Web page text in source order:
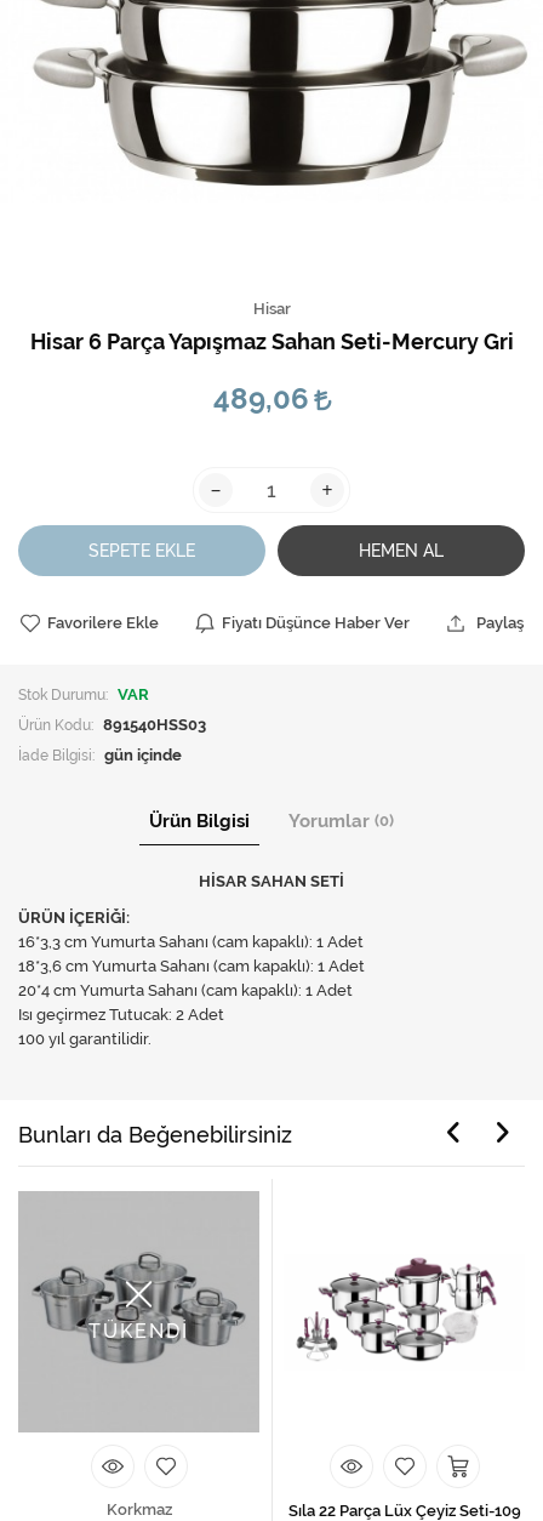
Hisar
Hisar 6 Parça Yapışmaz Sahan Seti-Mercury Gri
489,06
- +
SEPETE EKLE HEMEN AL
Favorilere Ekle Fiyatı Düşünce Haber Ver Paylaş
Stok Durumu: VAR
Ürün Kodu: 891540HSS03
İade Bilgisi:
Ürün Bilgisi Yorumlar (0)
HİSAR SAHAN SETİ
ÜRÜN İÇERİĞİ:
16*3,3 cm Yumurta Sahanı (cam kapaklı): 1 Adet
18*3,6 cm Yumurta Sahanı (cam kapaklı): 1 Adet
20*4 cm Yumurta Sahanı (cam kapaklı): 1 Adet
Isı geçirmez Tutucak: 2 Adet
100 yıl garantilidir.
Bunları da Beğenebilirsiniz
TÜKENDİ
Korkmaz
Sıla 22 Parça Lüx Çeyiz Seti-109